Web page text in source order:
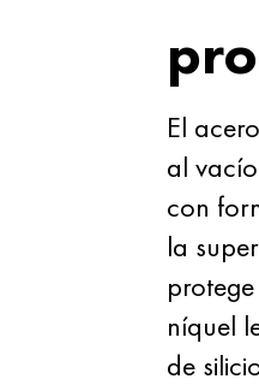
El
al
con
la
níquel
de